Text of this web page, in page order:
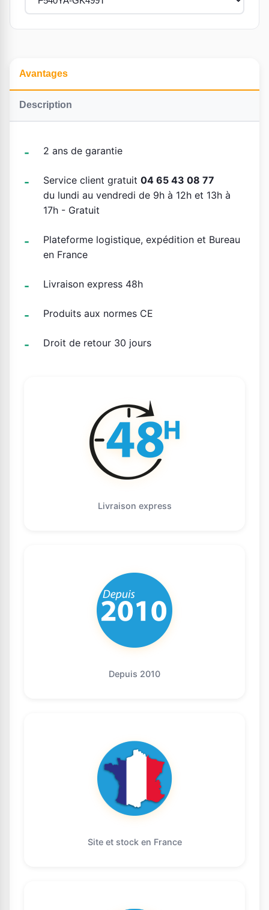
Avantages
Description
2 ans de garantie
Service client gratuit 04 65 43 08 77
du lundi au vendredi de 9h à 12h et 13h à
17h - Gratuit
Plateforme logistique, expédition et Bureau
en France
Livraison express 48h
Produits aux normes CE
Droit de retour 30 jours
Livraison express
Depuis 2010
Site et stock en France